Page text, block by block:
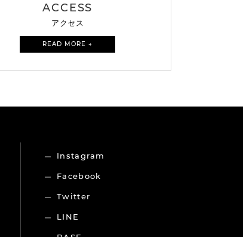
ACCESS
アクセス
READ MORE →
Instagram
Facebook
Twitter
LINE